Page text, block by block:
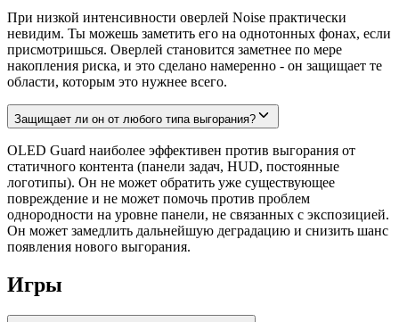
При низкой интенсивности оверлей Noise практически
невидим. Ты можешь заметить его на однотонных фонах, если
присмотришься. Оверлей становится заметнее по мере
накопления риска, и это сделано намеренно - он защищает те
области, которым это нужнее всего.
Защищает ли он от любого типа выгорания?
OLED Guard наиболее эффективен против выгорания от
статичного контента (панели задач, HUD, постоянные
логотипы). Он не может обратить уже существующее
повреждение и не может помочь против проблем
однородности на уровне панели, не связанных с экспозицией.
Он может замедлить дальнейшую деградацию и снизить шанс
появления нового выгорания.
Игры